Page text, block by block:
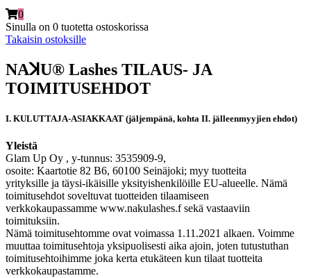
0
Sinulla on 0 tuotetta ostoskorissa
Takaisin ostoksille
NAꓘU® Lashes TILAUS- JA
TOIMITUSEHDOT
I. KULUTTAJA-ASIAKKAAT (jäljempänä, kohta II. jälleenmyyjien ehdot)
Yleistä
Glam Up Oy , y-tunnus: 3535909-9,
osoite: Kaartotie 82 B6, 60100 Seinäjoki; myy tuotteita
yrityksille ja täysi-ikäisille yksityishenkilöille EU-alueelle. Nämä
toimitusehdot soveltuvat tuotteiden tilaamiseen
verkkokaupassamme www.nakulashes.f sekä vastaaviin
toimituksiin.
Nämä toimitusehtomme ovat voimassa 1.11.2021 alkaen. Voimme
muuttaa toimitusehtoja yksipuolisesti aika ajoin, joten tutustuthan
toimitusehtoihimme joka kerta etukäteen kun tilaat tuotteita
verkkokaupastamme.